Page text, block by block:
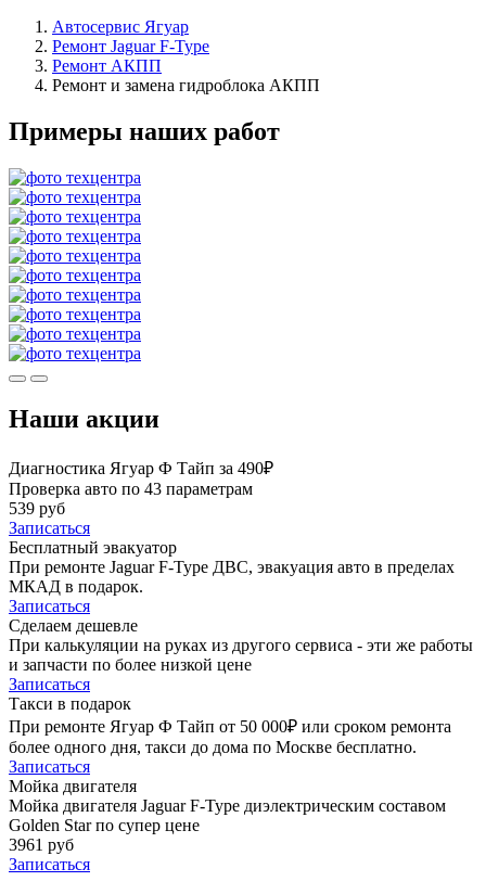
Автосервис Ягуар
Ремонт Jaguar F-Type
Ремонт АКПП
Ремонт и замена гидроблока АКПП
Примеры наших работ
Наши акции
Диагностика Ягуар Ф Тайп за 490₽
Проверка авто по 43 параметрам
539 руб
Записаться
Бесплатный эвакуатор
При ремонте Jaguar F-Type ДВС, эвакуация авто в пределах
МКАД в подарок.
Записаться
Сделаем дешевле
При калькуляции на руках из другого сервиса - эти же работы
и запчасти по более низкой цене
Записаться
Такси в подарок
При ремонте Ягуар Ф Тайп от 50 000₽ или сроком ремонта
более одного дня, такси до дома по Москве бесплатно.
Записаться
Мойка двигателя
Мойка двигателя Jaguar F-Type диэлектрическим составом
Golden Star по супер цене
3961 руб
Записаться